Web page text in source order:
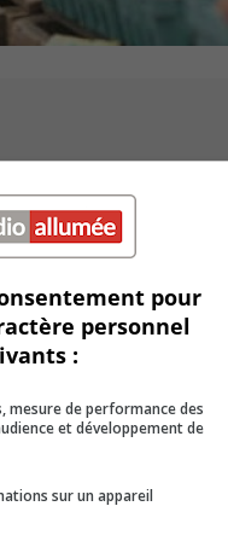
édition, sur la rue
et jusqu’au 19
à la
producteurs locaux.
le cinquième
pour
personnel
:
mesure de performance des
et développement de
sur un appareil